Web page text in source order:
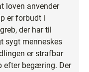
loven anvender
er forbudt i
der har til
sygt menneskes
er strafbar
efter begæring. Der